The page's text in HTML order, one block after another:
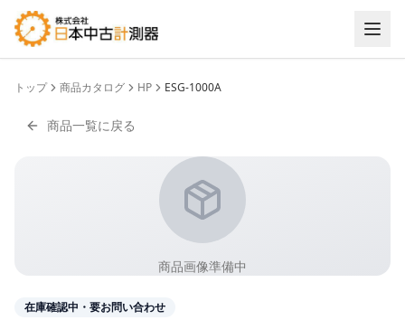
トップ 商品カタログ HP ESG-1000A
商品一覧に戻る
商品画像準備中
在庫確認中・要お問い合わせ